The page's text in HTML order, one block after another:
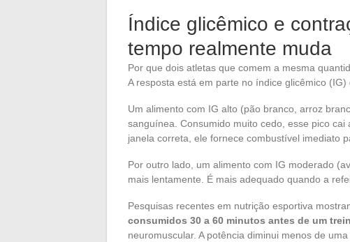
Índice glicêmico e
tempo realmente muda
Por que dois atletas que comem a mesma
A resposta está em parte no índice glicêmico
Um alimento com IG alto (pão branco, arroz
sanguínea. Consumido muito cedo, esse pico
janela correta, ele fornece combustível imediato
Por outro lado, um alimento com IG moderado
mais lentamente. É mais adequado quando a
Pesquisas recentes em nutrição esportiva
consumidos 30 a 60 minutos antes de um
neuromuscular. A potência diminui menos de